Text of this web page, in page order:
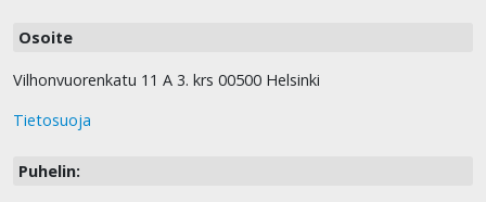
Osoite
Vilhonvuorenkatu 11 A 3. krs 00500 Helsinki
Tietosuoja
Puhelin: